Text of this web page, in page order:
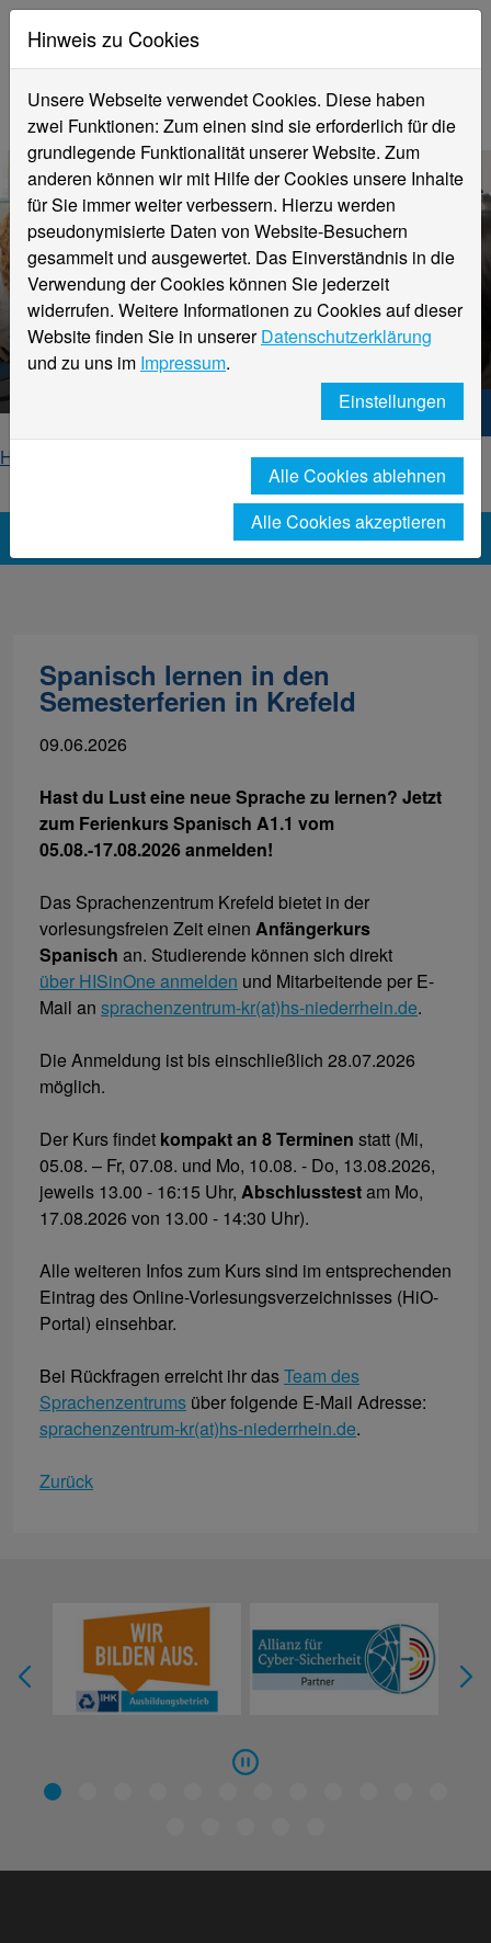
Aktuelle Meldungen
Standorte Krefeld und
Möcnhengladbach
Hochschule Niederrhein. Dein Weg.
Home
Sprachenzentrum
Einzelansicht Sprachenzentrum
Spanisch lernen in den
Semesterferien in Krefeld
09.06.2026
Hast du Lust eine neue Sprache zu lernen? Jetzt
zum Ferienkurs Spanisch A1.1 vom
05.08.-17.08.2026 anmelden!
Das Sprachenzentrum Krefeld bietet in der
vorlesungsfreien Zeit einen Anfängerkurs
Spanisch an. Studierende können sich direkt
über HISinOne anmelden und Mitarbeitende per E-
Mail an sprachenzentrum-kr(at)hs-niederrhein.de.
Die Anmeldung ist bis einschließlich 28.07.2026
möglich.
Der Kurs findet kompakt an 8 Terminen statt (Mi,
05.08. – Fr, 07.08. und Mo, 10.08. - Do, 13.08.2026,
jeweils 13.00 - 16:15 Uhr, Abschlusstestam Mo,
17.08.2026 von 13.00 - 14:30 Uhr).
Alle weiteren Infos zum Kurs sind im entsprechenden
Eintrag des Online-Vorlesungsverzeichnisses (HiO-
Portal) einsehbar.
Bei Rückfragen erreicht ihr dasTeam des
Sprachenzentrums über folgende E-Mail Adresse:
sprachenzentrum-kr(at)hs-niederrhein.de.
Zurück
Hinweis zu Cookies
Unsere Webseite verwendet Cookies. Diese haben
zwei Funktionen: Zum einen sind sie erforderlich für die
grundlegende Funktionalität unserer Website. Zum
anderen können wir mit Hilfe der Cookies unsere Inhalte
für Sie immer weiter verbessern. Hierzu werden
pseudonymisierte Daten von Website-Besuchern
gesammelt und ausgewertet. Das Einverständnis in die
Verwendung der Cookies können Sie jederzeit
widerrufen. Weitere Informationen zu Cookies auf dieser
Website finden Sie in unsererDatenschutzerklärung
und zu uns im Impressum.
Einstellungen
Alle Cookies ablehnen
Alle Cookies akzeptieren